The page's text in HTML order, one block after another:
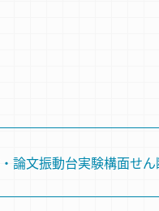
論文振動台実験構⾯せ